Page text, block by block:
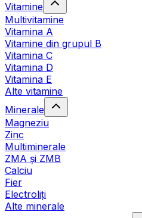
Vitamine
Multivitamine
Vitamina A
Vitamine din grupul B
Vitamina C
Vitamina D
Vitamina E
Alte vitamine
Minerale
Magneziu
Zinc
Multiminerale
ZMA și ZMB
Calciu
Fier
Electroliți
Alte minerale